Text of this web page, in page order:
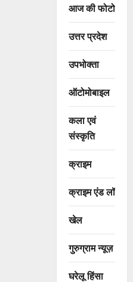
आज की फोटो
उत्तर प्रदेश
उपभोक्ता
ऑटोमोबाइल
कला एवं
संस्कृति
क्राइम
क्राइम एंड लॉ
खेल
गुरुग्राम न्यूज़
घरेलू हिंसा